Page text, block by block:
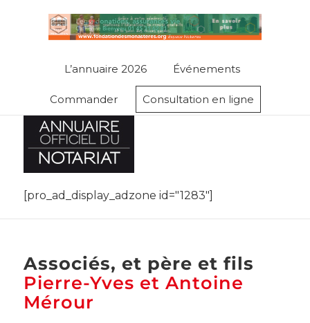
L’annuaire 2026 Événements
Commander Consultation en ligne
[pro_ad_display_adzone id="1283"]
Associés, et père et fils
Pierre-Yves et Antoine
Mérour